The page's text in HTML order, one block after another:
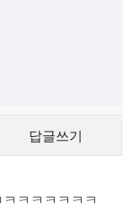
답글쓰기
ㅋㅋㅋㅋㅋㅋ